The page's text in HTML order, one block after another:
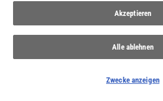
Widerruf
Akzeptieren
Alle ablehnen
Zwecke anzeigen